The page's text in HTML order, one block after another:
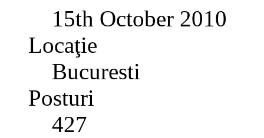
15th October 2010
Locaţie
Bucuresti
Posturi
427